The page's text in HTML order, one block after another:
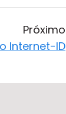
Próximo
Internet-ID